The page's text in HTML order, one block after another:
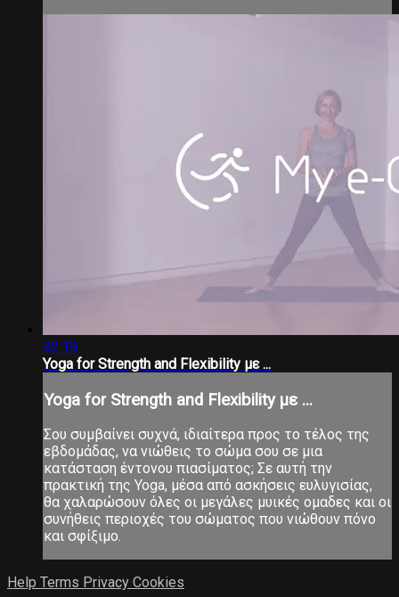
32:19
Yoga for Strength and Flexibility με ...
Yoga for Strength and Flexibility με ...
Σου συμβαίνει συχνά, ιδιαίτερα προς το τέλος της
εβδομάδας, να νιώθεις το σώμα σου σε μια
κατάσταση έντονου πιασίματος; Σε αυτή την
πρακτική της Yoga, μέσα από ασκήσεις ευλυγισίας,
θα χαλαρώσουν όλες οι μεγάλες μυικές ομαδες και οι
συνήθεις περιοχές του σώματος που νιώθουν πόνο
και σφίξιμο.
Help Terms Privacy Cookies